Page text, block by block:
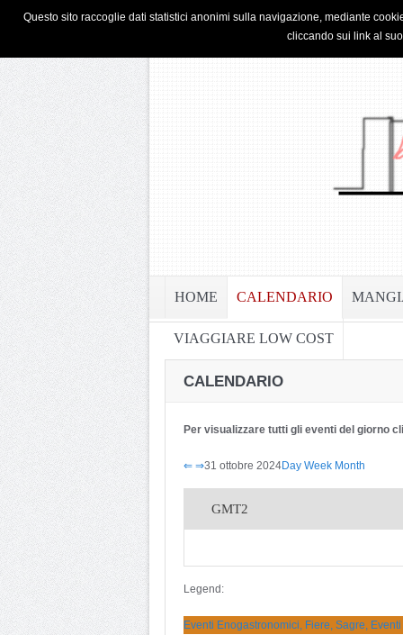
HOME PRIVACY & COOKIE POLICY
HOME CALENDARIO
VIAGGIARE LOW COST
CALENDARIO
Per visualizzare tutti gli eventi del giorno
⇐ ⇒31 ottobre 2024Day Week Month
GMT2
Legend:
Eventi Enogastronomici, Fiere, Sagre,
Questo sito raccoglie dati statistici anonimi sulla navigazione, mediante
cliccando sui link al